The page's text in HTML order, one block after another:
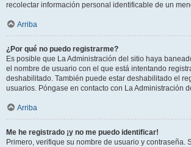
recolectar información personal identificable de un
Arriba
¿Por qué no puedo registrarme?
Es posible que La Administración del sitio haya
el nombre de usuario con el que está intentando
deshabilitado. También puede estar deshabilitado el
usuarios. Póngase en contacto con La Administración
Arriba
Me he registrado ¡y no me puedo identificar!
Primero, verifique su nombre de usuario y contraseña.